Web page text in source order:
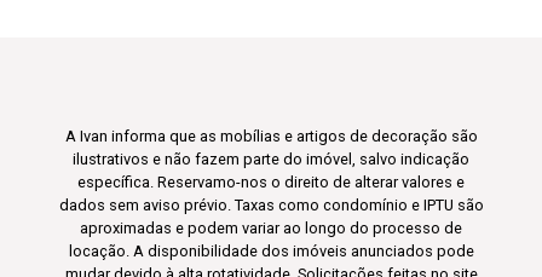
A Ivan informa que as mobílias e artigos de decoração são
ilustrativos e não fazem parte do imóvel, salvo indicação
específica. Reservamo-nos o direito de alterar valores e
dados sem aviso prévio. Taxas como condomínio e IPTU são
aproximadas e podem variar ao longo do processo de
locação. A disponibilidade dos imóveis anunciados pode